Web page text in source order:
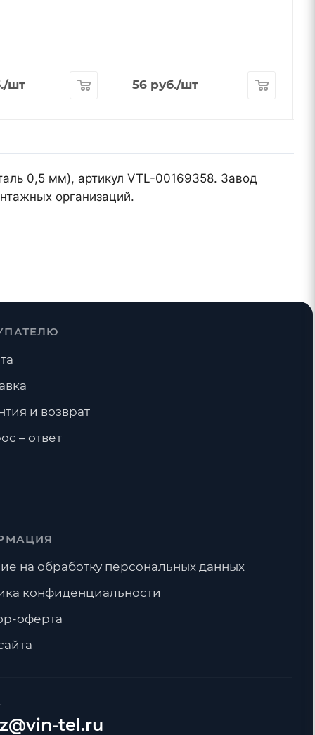
/шт 56 руб./шт
0,5 мм), артикул VTL-00169358. Завод
организаций.
tel.ru
и возврат
– ответ
на обработку персональных данных
конфиденциальности
оферта